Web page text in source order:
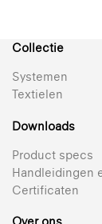
Collectie
Systemen
Textielen
Downloads
Product specs
Handleidingen
Certificaten
Over ons